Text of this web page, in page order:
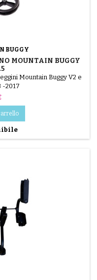
BUGGY
MOUNTAIN BUGGY
Mountain Buggy V2 e
-2017